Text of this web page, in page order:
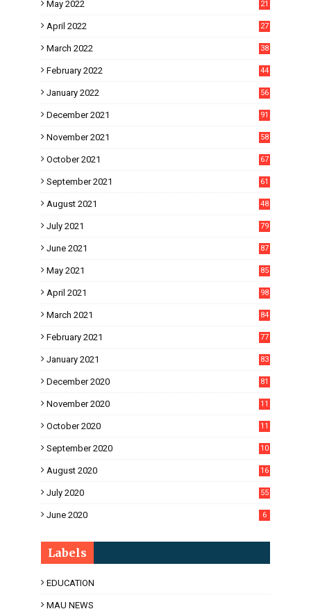
May 2022 21
April 2022 27
March 2022 38
February 2022 44
January 2022 56
December 2021 91
November 2021 58
October 2021 67
September 2021 61
August 2021 48
July 2021 79
June 2021 87
May 2021 85
April 2021 98
March 2021 84
February 2021 77
January 2021 83
December 2020 81
November 2020
11
October 2020
11
September 2020
10
August 2020
16
July 2020 55
June 2020 6
Labels
EDUCATION
MAU NEWS